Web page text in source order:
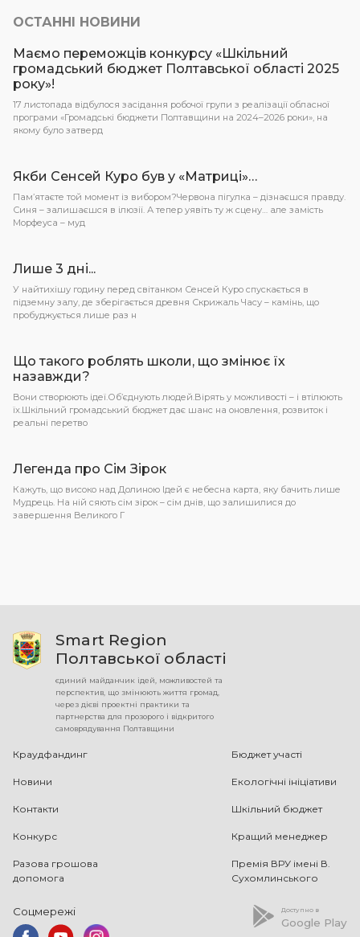
ОСТАННІ НОВИНИ
Маємо переможців конкурсу «Шкільний
громадський бюджет Полтавської області 2025
року»!
17 листопада відбулося засідання робочої групи з реалізації обласної
програми «Громадські бюджети Полтавщини на 2024–2026 роки», на
якому було затверд
Якби Сенсей Куро був у «Матриці»…
Пам’ятаєте той момент із вибором?Червона пігулка – дізнаєшся правду.
Синя – залишаєшся в ілюзії. А тепер уявіть ту ж сцену… але замість
Морфеуса – муд
Лише 3 дні...
У найтихішу годину перед світанком Сенсей Куро спускається в
підземну залу, де зберігається древня Скрижаль Часу – камінь, що
пробуджується лише раз н
Що такого роблять школи, що змінює їх
назавжди?
Вони створюють ідеї.Об’єднують людей.Вірять у можливості – і втілюють
їх.Шкільний громадський бюджет дає шанс на оновлення, розвиток і
реальні перетво
Легенда про Сім Зірок
Кажуть, що високо над Долиною Ідей є небесна карта, яку бачить лише
Мудрець. На ній сяють сім зірок – сім днів, що залишилися до
завершення Великого Г
Smart Region
Полтавської області
єдиний майданчик ідей, можливостей та
перспектив, що змінюють життя громад,
через дієві проектні практики та
партнерства для прозорого і відкритого
самоврядування Полтавщини
Краудфандинг Бюджет участі
Новини Екологічні ініціативи
Контакти Шкільний бюджет
Конкурс Кращий менеджер
Разова грошова
допомога
Премія ВРУ імені В.
Сухомлинського
Соцмережі Доступно в
Google Play